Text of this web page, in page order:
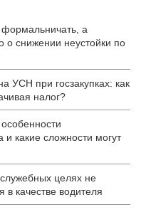
а
о снижении неустойки по
УСН при госзакупках: как
налог?
какие сложности могут
целях не
в качестве водителя